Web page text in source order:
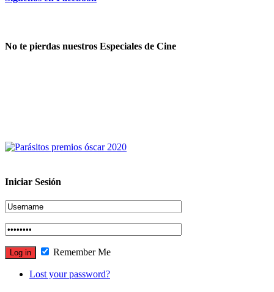
No te pierdas nuestros Especiales de Cine
Iniciar Sesión
Remember Me
Lost your password?